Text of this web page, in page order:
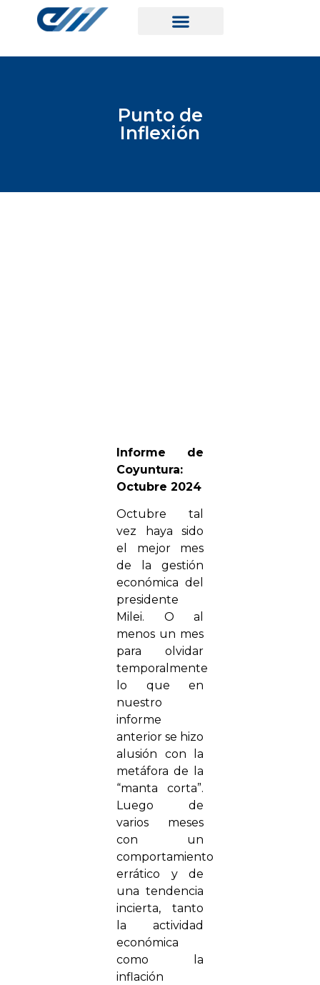
Punto de
Inflexión
Informe de
Coyuntura:
Octubre 2024
Octubre tal
vez haya sido
el mejor mes
de la gestión
económica del
presidente
Milei. O al
menos un mes
para olvidar
temporalmente
lo que en
nuestro
informe
anterior se hizo
alusión con la
metáfora de la
“manta corta”.
Luego de
varios meses
con un
comportamiento
errático y de
una tendencia
incierta, tanto
la actividad
económica
como la
inflación